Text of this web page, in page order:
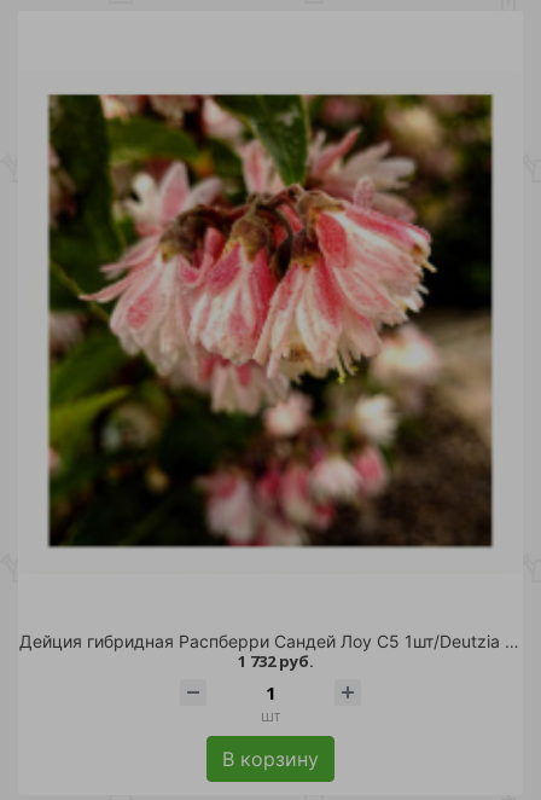
Дейция гибридная Распберри Сандей Лоу С5 1шт/Deutzia RASPBERRY SUNDAE Low
1 732 руб.
шт
В корзину